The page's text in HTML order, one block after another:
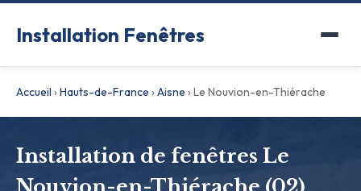
Installation Fenêtres
Accueil ›Hauts-de-France ›Aisne ›Le Nouvion-en-Thiérache
Installation de fenêtres Le